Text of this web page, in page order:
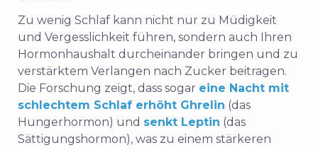
Zu wenig Schlaf kann nicht nur zu Müdigkeit
und Vergesslichkeit führen, sondern auch Ihren
Hormonhaushalt durcheinander bringen und zu
verstärktem Verlangen nach Zucker beitragen.
Die Forschung zeigt, dass sogar eine Nacht mit
schlechtem Schlaf erhöht Ghrelin (das
Hungerhormon) und senkt Leptin (das
Sättigungshormon), was zu einem stärkeren